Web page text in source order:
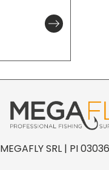
MEGAFLY SRL | PI